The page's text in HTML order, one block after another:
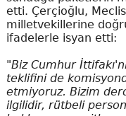
etti. Çerçioğlu,
milletvekillerine
ifadelerle isyan etti:
"Biz Cumhur
teklifini de
etmiyoruz. Bizim
ilgilidir, rütbeli